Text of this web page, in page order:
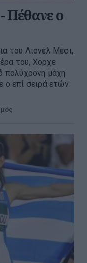
Πέθανε ο
του Λιονέλ Μέσι,
του, Χόρχε
πολύχρονη μάχη
ο επί σειρά ετών